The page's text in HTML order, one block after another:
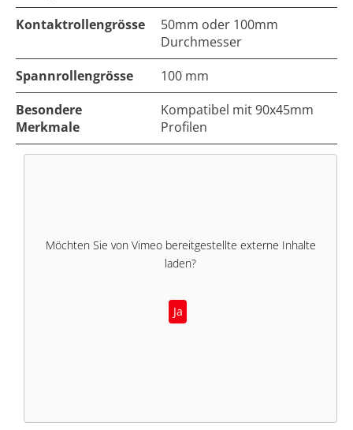
Kontaktrollengrösse
50mm oder 100mm
Durchmesser
Spannrollengrösse
100 mm
Besondere
Merkmale
Kompatibel mit 90x45mm
Profilen
Möchten Sie von Vimeobereitgestellte externe Inhalte
laden?
Ja